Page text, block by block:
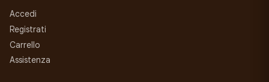
Accedi
Registrati
Carrello
Assistenza